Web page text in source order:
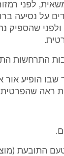
לפני
על נסיעה
ולפני שהספיק
התרחשות
שבו הופיע
ראה
התובעת (מוצג